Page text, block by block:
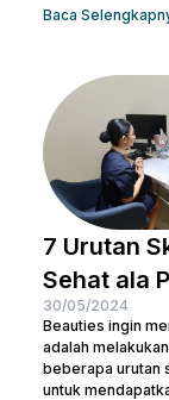
penampilan kulit.
membahas
bertekstur
sederhana
hingga
Baca
7 Urutan
Sehat ala
30/05/2024
Beauties ingin
adalah
beberapa urutan
untuk